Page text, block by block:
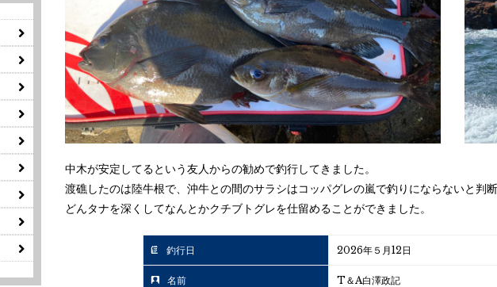
中木が安定してるという友人からの勧めで釣行してきました。
渡礁したのは陸牛根で、沖牛との間のサラシはコッパグレの嵐で釣りにならないと判
どんタナを深くしてなんとかクチブトグレを仕留めることができました。
釣行日 2026年５月12日
名前 T＆A白澤政記